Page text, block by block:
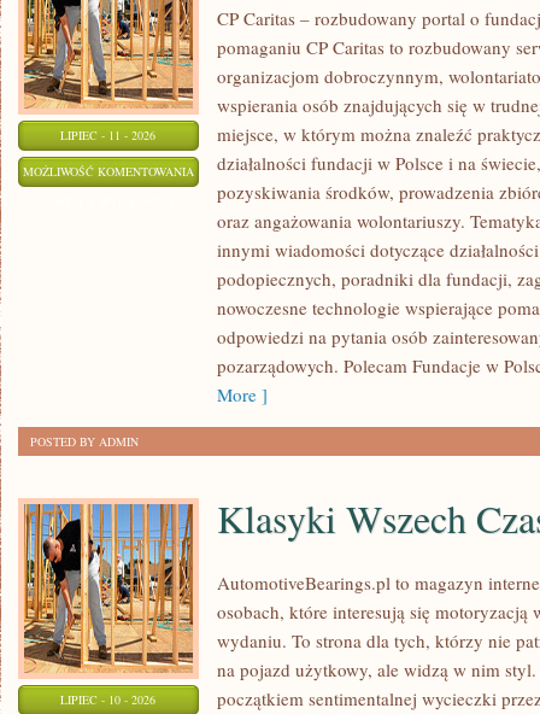
LIPIEC - 11 - 2026
MOŻLIWOŚĆ KOMENTOWANIA ZARZĄD
GOVERNANCE
CP Caritas – rozbudowany portal o
pomaganiu CP Caritas to rozbudowany
organizacjom dobroczynnym,
wspierania osób znajdujących się w
miejsce, w którym można znaleźć
działalności fundacji w Polsce i na
pozyskiwania środków, prowadzenia
oraz angażowania wolontariuszy.
innymi wiadomości dotyczące
podopiecznych, poradniki dla fundacji,
nowoczesne technologie wspierające
odpowiedzi na pytania osób
pozarządowych. Polecam Fundacje w
More ]
POSTED BY ADMIN
LIPIEC - 10 - 2026
Klasyki Wszech
AutomotiveBearings.pl to magazyn
osobach, które interesują się
wydaniu. To strona dla tych, którzy nie
na pojazd użytkowy, ale widzą w nim
początkiem sentimentalnej wycieczki